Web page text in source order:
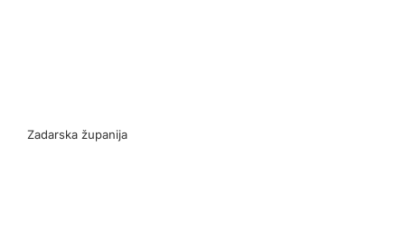
Zadarska županija